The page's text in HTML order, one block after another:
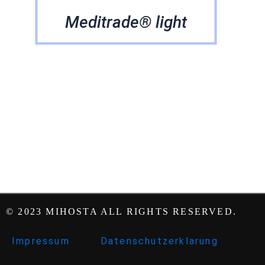
Meditrade® light
© 2023 MIHOSTA ALL RIGHTS RESERVED.
Impressum Datenschutzerklarung